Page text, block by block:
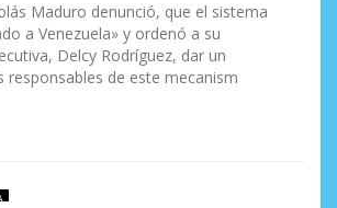
Maduro denunció, que el sistema
a Venezuela» y ordenó a su
Delcy Rodríguez, dar un
responsables de este mecanism